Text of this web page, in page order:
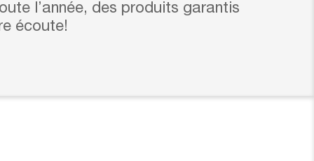
l’année, des produits garantis
écoute!